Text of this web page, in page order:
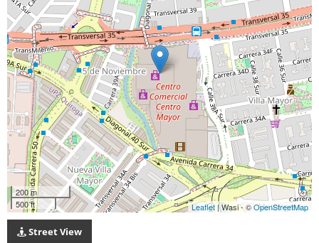
200 m
500 ft
Leaflet | Wasi - ©OpenStreetMap
Street View